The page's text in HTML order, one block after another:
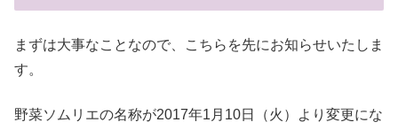
まずは大事なことなので、こちらを先にお知らせいたしま
す。
野菜ソムリエの名称が2017年1月10日（火）より変更にな